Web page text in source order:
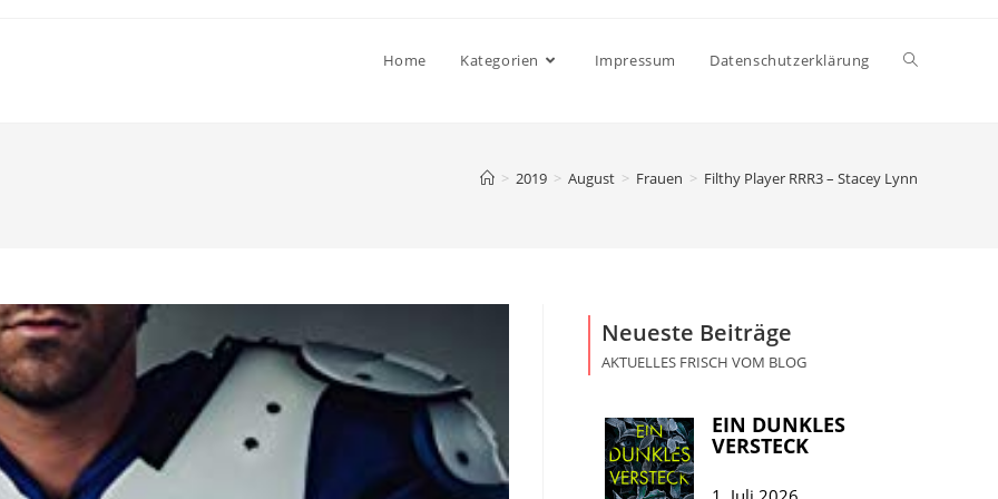
Home Kategorien Impressum Datenschutzerklärung
> 2019 > August > Frauen > Filthy Player RRR3 – Stacey Lynn
Neueste Beiträge
AKTUELLES FRISCH VOM BLOG
EIN DUNKLES
VERSTECK